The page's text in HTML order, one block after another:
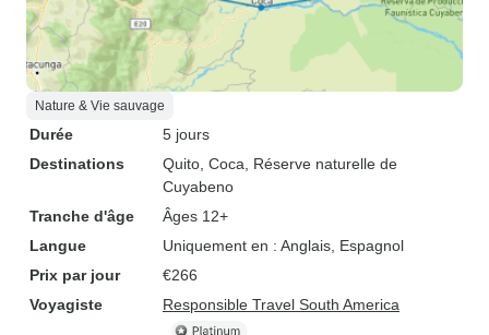
Nature & Vie sauvage
Durée
5 jours
Destinations
Quito , Coca , Réserve naturelle de
Cuyabeno
Tranche d'âge
Âges 12+
Langue
Uniquement en : Anglais, Espagnol
Prix par jour
€266
Voyagiste
Responsible Travel South America